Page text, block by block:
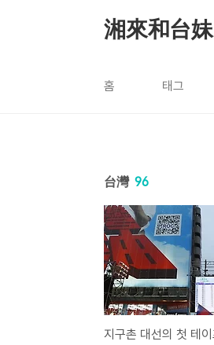
湘來和台妹
홈 태그
台灣 96